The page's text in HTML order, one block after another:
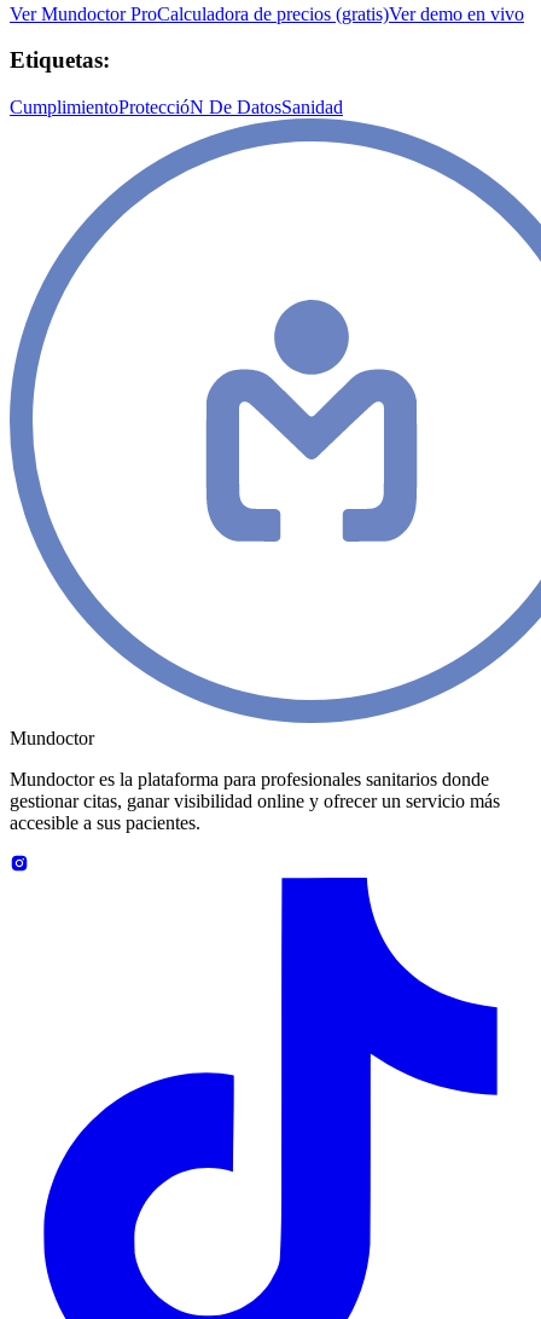
Ver Mundoctor ProCalculadora de precios (gratis)Ver demo en vivo
Etiquetas:
CumplimientoProteccióN De DatosSanidad
Mundoctor
Mundoctor es la plataforma para profesionales sanitarios donde
gestionar citas, ganar visibilidad online y ofrecer un servicio más
accesible a sus pacientes.